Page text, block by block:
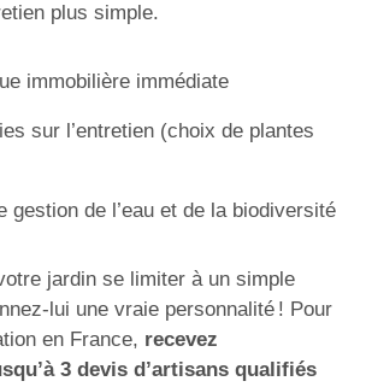
plus simple.
immobilière immédiate
sur l’entretien (choix de plantes
gestion de l’eau et de la biodiversité
jardin se limiter à un simple
lui une vraie personnalité ! Pour
en France, recevez
3 devis d’artisans qualifiés